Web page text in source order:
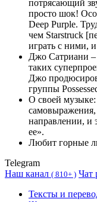
потрясающий
просто шок!
Deep Purple.
чем Starstruck
играть с ними,
Джо Сатриани –
таких
Джо
группы
О своей
направлении, и
ее».
Любит горные
Telegram
Наш канал ( 810+ ) Чат
Тексты и